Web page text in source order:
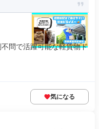
問で活躍可能な軽貨物ド
気になる